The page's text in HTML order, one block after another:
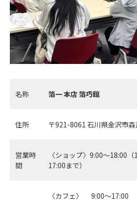
名称 箔一 本店 箔巧館
住所 〒921-8061 石川県金沢市
営業時
間
〈ショップ〉9:00～18:00
17:00まで）
〈カフェ〉 9:00～17:00